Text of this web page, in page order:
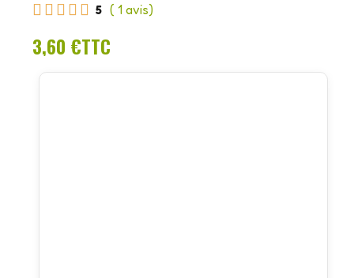
3,60 €TTC
     5 ( 1 avis)